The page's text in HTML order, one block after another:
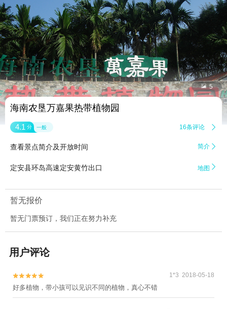
 5
海南农垦万嘉果热带植物园
4.1 分 一般 16条评论 
查看景点简介及开放时间 简介 
定安县环岛高速定安黄竹出口 地图 
暂无报价
暂无门票预订，我们正在努力补充
用户评论

 1*3 2018-05-18
好多植物，带小孩可以见识不同的植物，真心不错
